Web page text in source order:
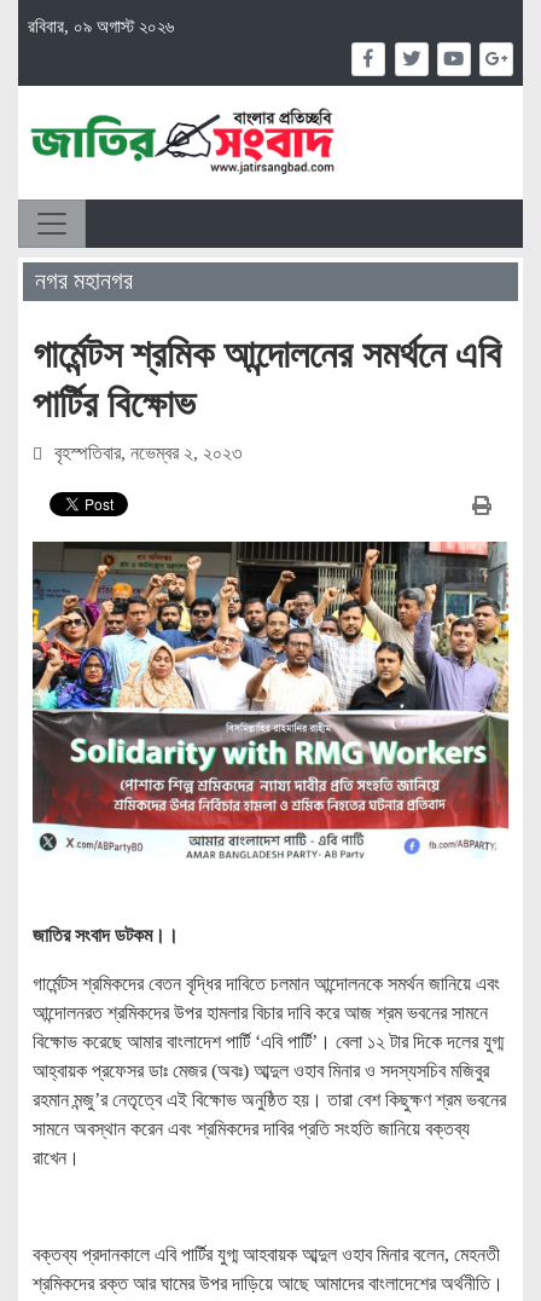
রবিবার, ০৯ অগাস্ট ২০২৬
নগর মহানগর
গার্মেন্টস শ্রমিক আন্দোলনের সমর্থনে এবি
পার্টির বিক্ষোভ
বৃহস্পতিবার, নভেম্বর ২, ২০২৩
জাতির সংবাদ ডটকম।।
গার্মেন্টস শ্রমিকদের বেতন বৃদ্ধির দাবিতে চলমান আন্দোলনকে সমর্থন জানিয়ে এবং
আন্দোলনরত শ্রমিকদের উপর হামলার বিচার দাবি করে আজ শ্রম ভবনের সামনে
বিক্ষোভ করেছে আমার বাংলাদেশ পার্টি ‘এবি পার্টি’। বেলা ১২ টার দিকে দলের যুগ্ম
আহ্বায়ক প্রফেসর ডাঃ মেজর (অবঃ) আব্দুল ওহাব মিনার ও সদস্যসচিব মজিবুর
রহমান মন্জু’র নেতৃত্বে এই বিক্ষোভ অনুষ্ঠিত হয়। তারা বেশ কিছুক্ষণ শ্রম ভবনের
সামনে অবস্থান করেন এবং শ্রমিকদের দাবির প্রতি সংহতি জানিয়ে বক্তব্য
রাখেন।
বক্তব্য প্রদানকালে এবি পার্টির যুগ্ম আহবায়ক আব্দুল ওহাব মিনার বলেন, মেহনতী
শ্রমিকদের রক্ত আর ঘামের উপর দাড়িয়ে আছে আমাদের বাংলাদেশের অর্থনীতি।